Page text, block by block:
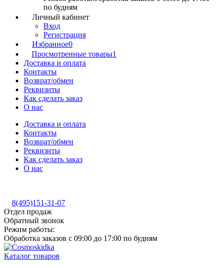
по будням
Личный кабинет
Вход
Регистрация
Избранное0
Просмотренные товары1
Доставка и оплата
Контакты
Возврат/обмен
Реквизиты
Как сделать заказ
О нас
Доставка и оплата
Контакты
Возврат/обмен
Реквизиты
Как сделать заказ
О нас
8(495)151-31-07
Отдел продаж
Обратный звонок
Режим работы:
Обработка заказов с 09:00 до 17:00 по будням
Каталог товаров